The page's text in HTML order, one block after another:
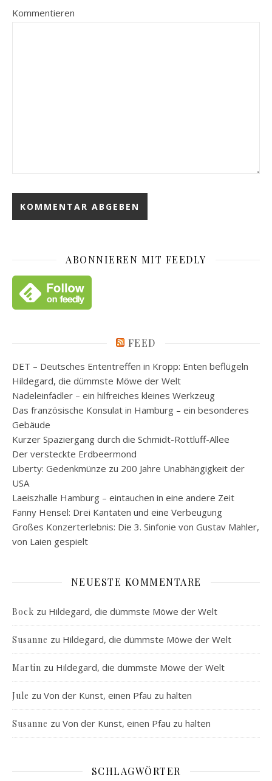
Kommentieren
ABONNIEREN MIT FEEDLY
FEED
DET – Deutsches Ententreffen in Kropp: Enten beflügeln
Hildegard, die dümmste Möwe der Welt
Nadeleinfädler – ein hilfreiches kleines Werkzeug
Das französische Konsulat in Hamburg – ein besonderes
Gebäude
Kurzer Spaziergang durch die Schmidt-Rottluff-Allee
Der versteckte Erdbeermond
Liberty: Gedenkmünze zu 200 Jahre Unabhängigkeit der
USA
Laeiszhalle Hamburg – eintauchen in eine andere Zeit
Fanny Hensel: Drei Kantaten und eine Verbeugung
Großes Konzerterlebnis: Die 3. Sinfonie von Gustav Mahler,
von Laien gespielt
NEUESTE KOMMENTARE
Bock zu Hildegard, die dümmste Möwe der Welt
Susanne zu Hildegard, die dümmste Möwe der Welt
Martin zu Hildegard, die dümmste Möwe der Welt
Jule zu Von der Kunst, einen Pfau zu halten
Susanne zu Von der Kunst, einen Pfau zu halten
SCHLAGWÖRTER